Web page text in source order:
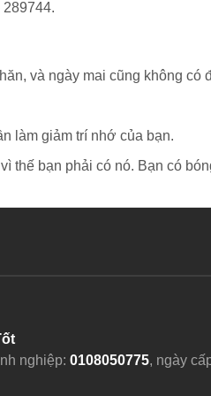
289744.
và ngày mai cũng không
làm giảm trí nhớ của bạn.
thế bạn phải có nó. Bạn có
nghiệp: 0108050775, ngày